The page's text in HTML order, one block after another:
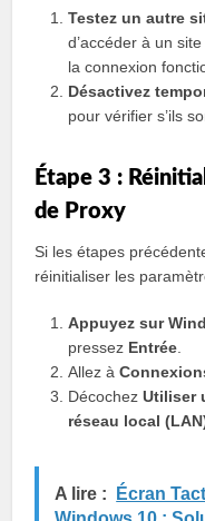
Testez un autre
d’accéder à un
la connexion
Désactivez
pour vérifier s’ils
Étape 3 :
de Proxy
Si les étapes
réinitialiser les
Appuyez sur
pressez Entrée
Allez à
DécochezUtiliser
réseau local
A lire :
Écran